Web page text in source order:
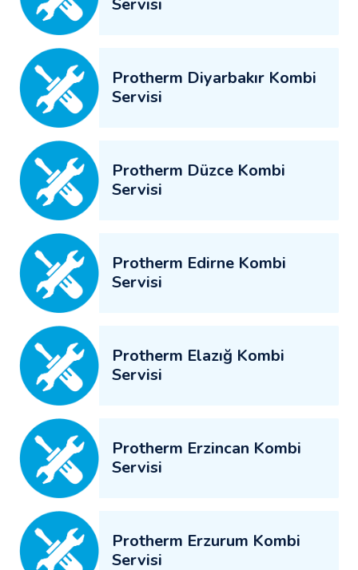
Protherm Diyarbakır Kombi
Servisi
Protherm Düzce Kombi
Servisi
Protherm Edirne Kombi
Servisi
Protherm Elazığ Kombi
Servisi
Protherm Erzincan Kombi
Servisi
Protherm Erzurum Kombi
Servisi